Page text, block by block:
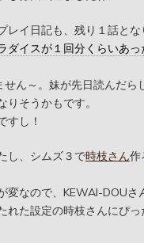
イ日記も、残り１話とな
ダイスが１回分くらいあっ
ん～。妹が先日読んだ
そうかもです。
すし！
し、シムズ３で時枝さん作
変なので、KEWAI-DOU
れた設定の時枝さんにぴ